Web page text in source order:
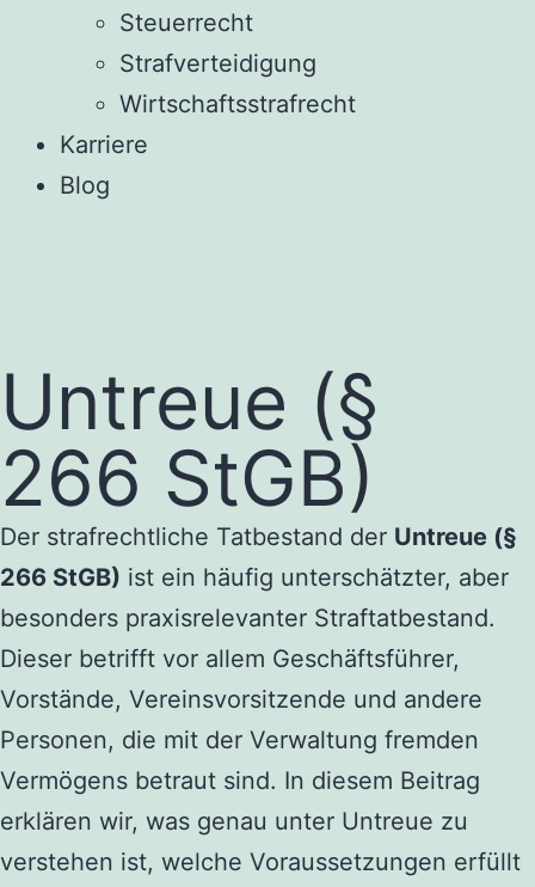
Steuerrecht
Strafverteidigung
Wirtschaftsstrafrecht
Karriere
Blog
Untreue (§
266 StGB)
Der strafrechtliche Tatbestand der Untreue (§
266 StGB) ist ein häufig unterschätzter, aber
besonders praxisrelevanter Straftatbestand.
Dieser betrifft vor allem Geschäftsführer,
Vorstände, Vereinsvorsitzende und andere
Personen, die mit der Verwaltung fremden
Vermögens betraut sind. In diesem Beitrag
erklären wir, was genau unter Untreue zu
verstehen ist, welche Voraussetzungen erfüllt